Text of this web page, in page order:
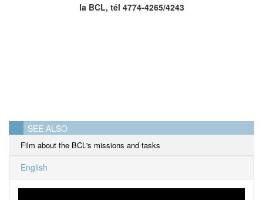
la BCL, tél 4774-4265/4243
SEE ALSO
Film about the BCL's missions and tasks
English